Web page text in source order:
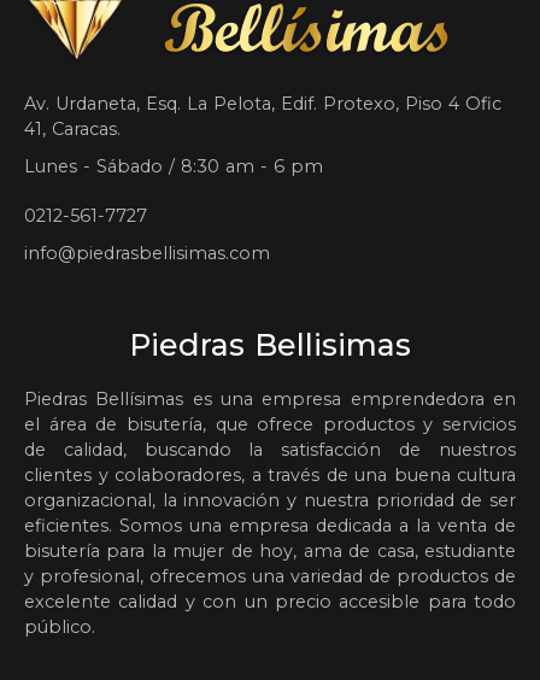
Av. Urdaneta, Esq. La Pelota, Edif. Protexo, Piso 4 Ofic
41, Caracas.
Lunes - Sábado / 8:30 am - 6 pm
0212-561-7727
info@piedrasbellisimas.com
Piedras Bellisimas
Piedras Bellísimas es una empresa emprendedora en
el área de bisutería, que ofrece productos y servicios
de calidad, buscando la satisfacción de nuestros
clientes y colaboradores, a través de una buena cultura
organizacional, la innovación y nuestra prioridad de ser
eficientes. Somos una empresa dedicada a la venta de
bisutería para la mujer de hoy, ama de casa, estudiante
y profesional, ofrecemos una variedad de productos de
excelente calidad y con un precio accesible para todo
público.